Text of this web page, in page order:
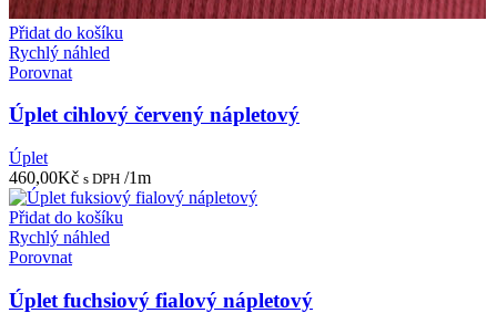
Přidat do košíku
Rychlý náhled
Porovnat
Úplet cihlový červený nápletový
Úplet
460,00Kč s DPH /1m
Přidat do košíku
Rychlý náhled
Porovnat
Úplet fuchsiový fialový nápletový